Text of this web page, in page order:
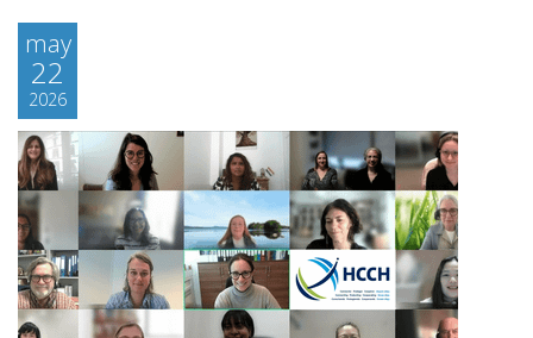
may
22
2026